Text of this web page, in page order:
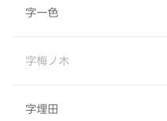
字一色
字梅ノ木
字埋田